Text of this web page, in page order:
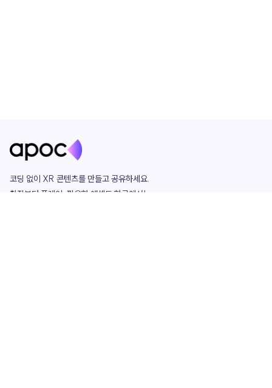
코딩 없이 XR 콘텐츠를 만들고 공유하세요.
창작부터 플레이, 필요한 애셋도 한곳에서!